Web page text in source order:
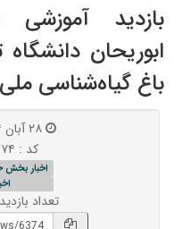
بازدید
ابوریحان
باغ گیاه‌شناسی
۲۸ آبان ۱۴۰۴ | ۱۲:۲۹
کد : ۶۳۷۴
اخبار
تعداد